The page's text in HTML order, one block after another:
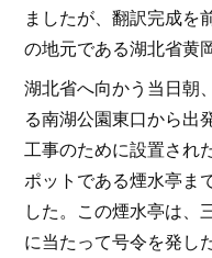
ましたが、翻訳完成を
の地元である湖北省黄
湖北省へ向かう当日朝
る南湖公園東口から出
工事のために設置され
ポットである煙水亭ま
した。この煙水亭は、
に当たって号令を発し